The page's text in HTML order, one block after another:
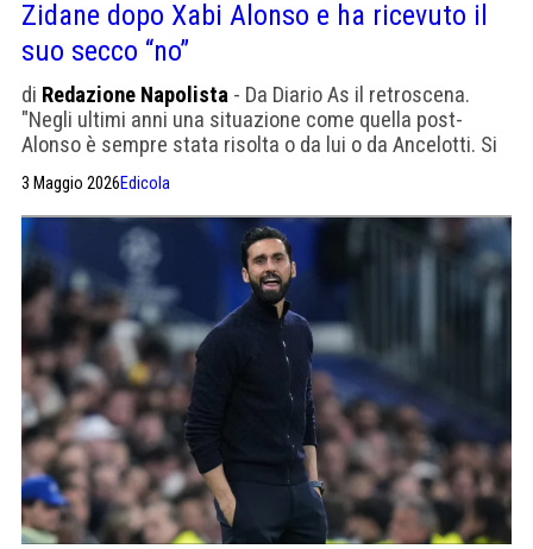
Zidane dopo Xabi Alonso e ha ricevuto il
suo secco “no”
di Redazione Napolista - Da Diario As il retroscena.
"Negli ultimi anni una situazione come quella post-
Alonso è sempre stata risolta o da lui o da Ancelotti. Si
aveva fatto sì che si riaprisse questa possibilità. Zidane
è in parola con la nazionale francese e non accetta altre
offerte"
3 Maggio 2026Edicola